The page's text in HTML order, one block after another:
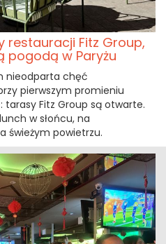
restauracji Fitz Group,
pogodą w Paryżu
nieodparta chęć
pierwszym promieniu
tarasy Fitz Group są otwarte.
w słońcu, na
świeżym powietrzu.